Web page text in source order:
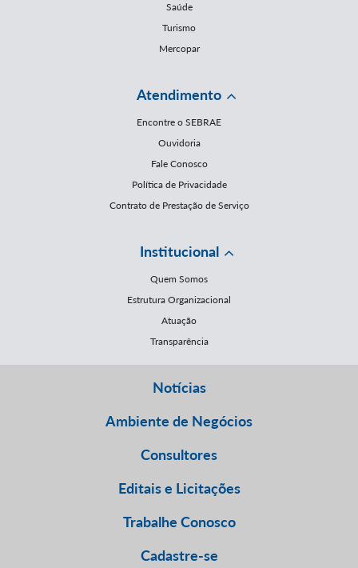
Saúde
Turismo
Mercopar
Atendimento
Encontre o SEBRAE
Ouvidoria
Fale Conosco
Política de Privacidade
Contrato de Prestação de Serviço
Institucional
Quem Somos
Estrutura Organizacional
Atuação
Transparência
Notícias
Ambiente de Negócios
Consultores
Editais e Licitações
Trabalhe Conosco
Cadastre-se